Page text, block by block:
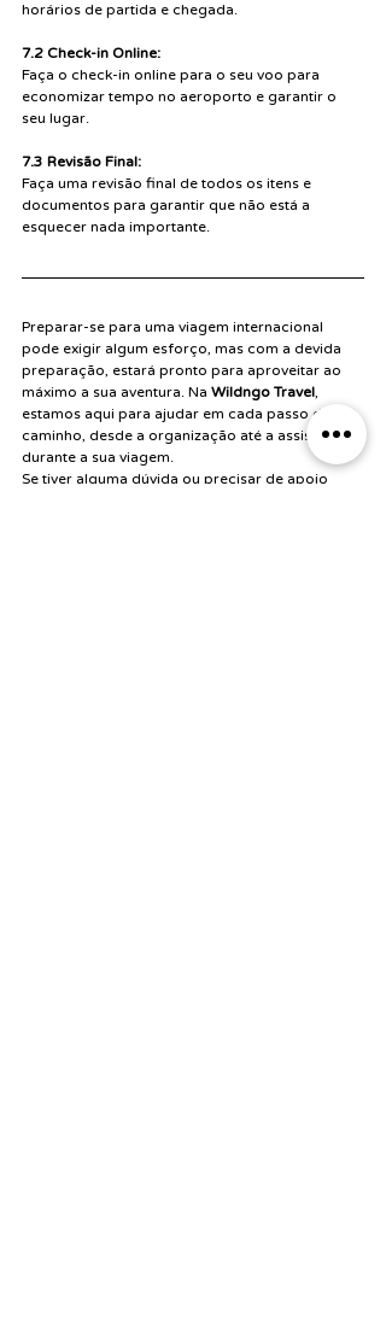
horários de partida e chegada.
7.2 Check-in Online:
Faça o check-in online para o seu voo para
economizar tempo no aeroporto e garantir o
seu lugar.
7.3 Revisão Final:
Faça uma revisão final de todos os itens e
documentos para garantir que não está a
esquecer nada importante.
Preparar-se para uma viagem internacional
pode exigir algum esforço, mas com a devida
preparação, estará pronto para aproveitar ao
máximo a sua aventura. Na Wildngo Travel,
estamos aqui para ajudar em cada passo do
caminho, desde a organização até a assistência
durante a sua viagem.
Se tiver alguma dúvida ou precisar de apoio